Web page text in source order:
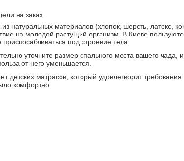
на заказ.
натуральных материалов (хлопок, шерсть, латекс,
на молодой растущий организм. В Киеве
под строение тела.
уточните размер спального места вашего чада,
от него уменьшается.
детских матрасов, который удовлетворит
комфортно.